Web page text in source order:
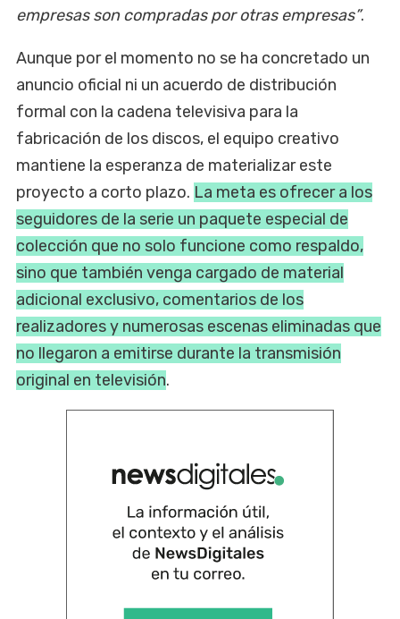
empresas son compradas por otras empresas”.
Aunque por el momento no se ha concretado un
anuncio oficial ni un acuerdo de distribución
formal con la cadena televisiva para la
fabricación de los discos, el equipo creativo
mantiene la esperanza de materializar este
proyecto a corto plazo. La meta es ofrecer a los
seguidores de la serie un paquete especial de
colección que no solo funcione como respaldo,
sino que también venga cargado de material
adicional exclusivo, comentarios de los
realizadores y numerosas escenas eliminadas que
no llegaron a emitirse durante la transmisión
original en televisión.